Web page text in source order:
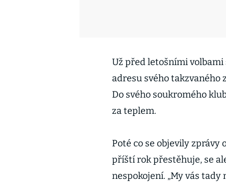
Už před letošními
adresu svého takzvaného
Do svého soukromého
za teplem.
Poté co se objevily zprávy
příští rok přestěhuje, se
nespokojení. „My vás tady